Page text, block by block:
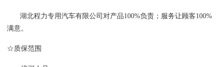
湖北程力专用汽车有限公司对产品100%负责；服务让顾客100%
满意。
☆质保范围